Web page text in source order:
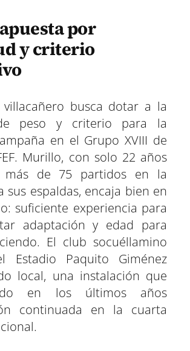
por
y criterio
villacañero busca dotar a la
peso y criterio para la
en el Grupo XVIII de
Murillo, con solo 22 años
de 75 partidos en la
sus espaldas, encaja bien en
suficiente experiencia para
adaptación y edad para
El club socuéllamino
Estadio Paquito Giménez
local, una instalación que
en los últimos años
continuada en la cuarta